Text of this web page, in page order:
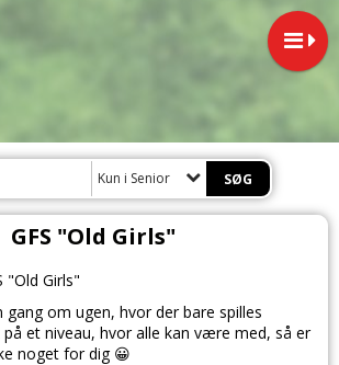
Kun i Senior
GFS "Old Girls"
"Old Girls"
gang om ugen, hvor der bare spilles
et niveau, hvor alle kan være med, så er
noget for dig 😀